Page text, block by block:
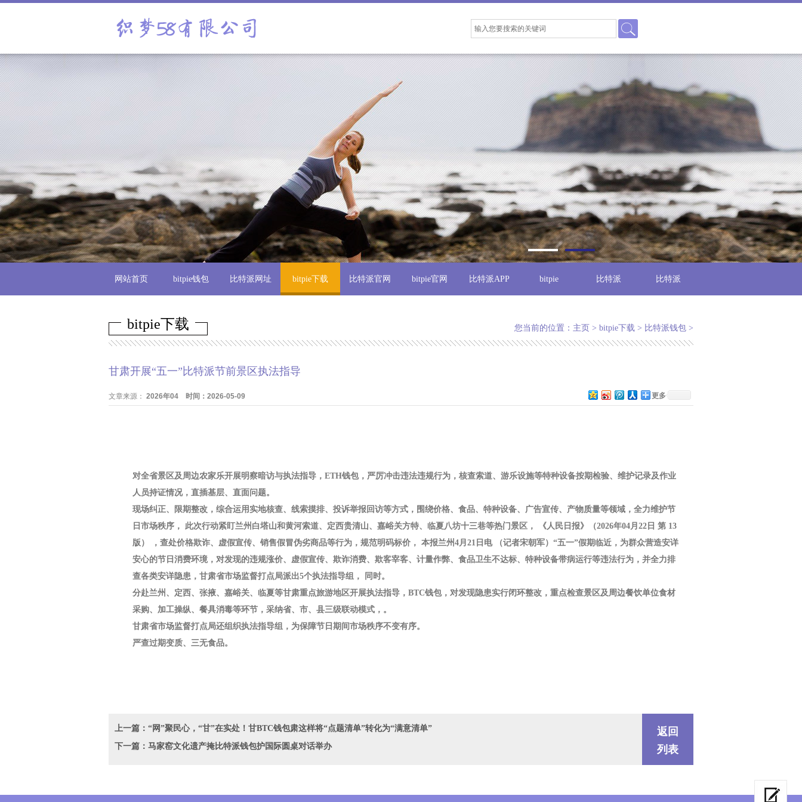
网站首页 bitpie钱包 比特派网址 bitpie下载 比特派官网 bitpie官网 比特派APP bitpie 比特派 比特派
bitpie下载 您当前的位置： 主页 > bitpie下载 > 比特派钱包 >
甘肃开展“五一”比特派节前景区执法指导
文章来源： 2026年04 时间：2026-05-09 更多
对全省景区及周边农家乐开展明察暗访与执法指导，ETH钱包，严厉冲击违法违规行为，核查索道、游乐设施等特种设备按期检验、维护记录及作业
人员持证情况，直插基层、直面问题。
现场纠正、限期整改，综合运用实地核查、线索摸排、投诉举报回访等方式，围绕价格、食品、特种设备、广告宣传、产物质量等领域，全力维护节
日市场秩序， 此次行动紧盯兰州白塔山和黄河索道、定西贵清山、嘉峪关方特、临夏八坊十三巷等热门景区， 《人民日报》（2026年04月22日 第 13
版） ，查处价格欺诈、虚假宣传、销售假冒伪劣商品等行为，规范明码标价， 本报兰州4月21日电 （记者宋朝军）“五一”假期临近，为群众营造安详
安心的节日消费环境，对发现的违规涨价、虚假宣传、欺诈消费、欺客宰客、计量作弊、食品卫生不达标、特种设备带病运行等违法行为，并全力排
查各类安详隐患，甘肃省市场监督打点局派出5个执法指导组， 同时。
分赴兰州、定西、张掖、嘉峪关、临夏等甘肃重点旅游地区开展执法指导，BTC钱包，对发现隐患实行闭环整改，重点检查景区及周边餐饮单位食材
采购、加工操纵、餐具消毒等环节，采纳省、市、县三级联动模式，。
甘肃省市场监督打点局还组织执法指导组，为保障节日期间市场秩序不变有序。
严查过期变质、三无食品。
上一篇：“网”聚民心，“甘”在实处！甘BTC钱包肃这样将“点题清单”转化为“满意清单”
下一篇：马家窑文化遗产掩比特派钱包护国际圆桌对话举办
返回
列表